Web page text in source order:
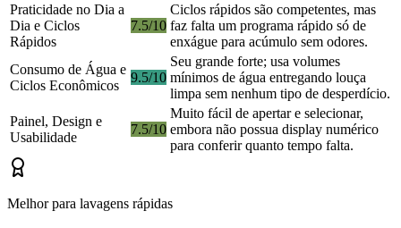
Praticidade no Dia a
Dia e Ciclos
Rápidos
7.5/10
Ciclos rápidos são competentes, mas
faz falta um programa rápido só de
enxágue para acúmulo sem odores.
Consumo de Água e
Ciclos Econômicos
9.5/10
Seu grande forte; usa volumes
mínimos de água entregando louça
limpa sem nenhum tipo de desperdício.
Painel, Design e
Usabilidade
7.5/10
Muito fácil de apertar e selecionar,
embora não possua display numérico
para conferir quanto tempo falta.
Melhor para lavagens rápidas